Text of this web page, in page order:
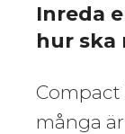
Inreda
hur ska
många